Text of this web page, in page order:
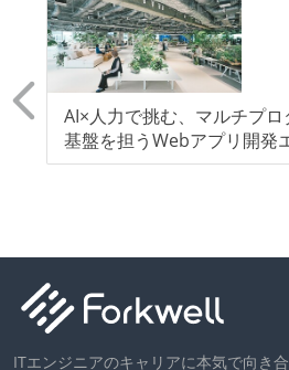
オープンな情報共有
KPI などチームの目標・実績
誰もがいつでも閲覧可能にな
ドキュメントの整備やペアプ
レッジの共有を積極的に行っ
労働環境の自由度
フレックスタイム制または裁
メンバーの多様性
AI×人力で挑む、マルチプ
基盤を担うWebアプリ開発
ITエンジニアのキャリアに本気で向き